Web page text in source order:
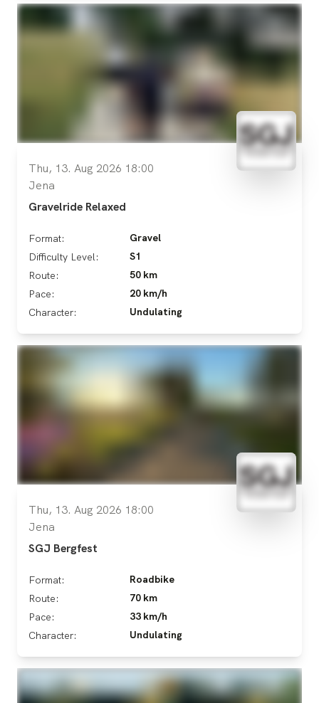
Thu, 13. Aug 2026 18:00
Jena
Gravelride Relaxed
Format:
Gravel
Difficulty Level:
S1
Route:
50 km
Pace:
20 km/h
Character:
Undulating
Thu, 13. Aug 2026 18:00
Jena
SGJ Bergfest
Format:
Roadbike
Route:
70 km
Pace:
33 km/h
Character:
Undulating